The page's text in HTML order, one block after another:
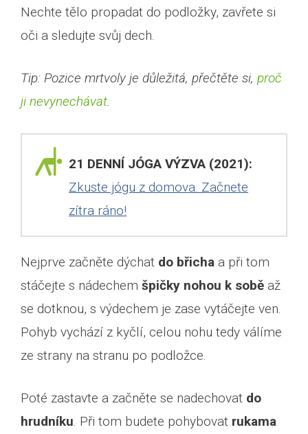
Nechte tělo propadat do podložky, zavřete si
oči a sledujte svůj dech.
Tip: Pozice mrtvoly je důležitá, přečtěte si, proč
ji nevynechávat.
21 DENNÍ JÓGA VÝZVA (2021):
Zkuste jógu z domova. Začnete
zítra ráno!
Nejprve začněte dýchat do břicha a při tom
stáčejte s nádechem špičky nohou k sobě až
se dotknou, s výdechem je zase vytáčejte ven.
Pohyb vychází z kyčlí, celou nohu tedy válíme
ze strany na stranu po podložce.
Poté zastavte a začněte se nadechovat do
hrudníku. Při tom budete pohybovat rukama